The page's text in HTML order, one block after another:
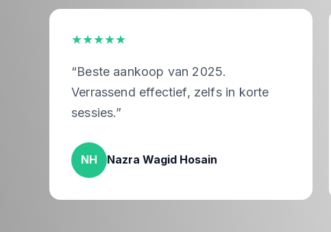
★★★★★
“Beste aankoop van 2025.
Verrassend effectief, zelfs in korte
sessies.”
NH Nazra Wagid Hosain